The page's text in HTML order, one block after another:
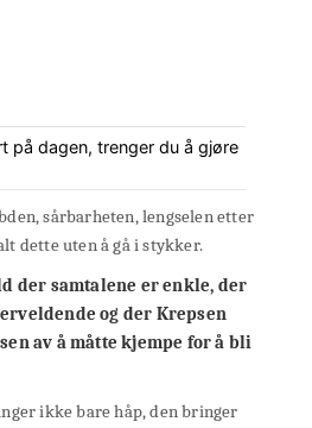
på dagen, trenger du å gjøre
sårbarheten, lengselen etter
dette uten å gå i stykker.
der samtalene er enkle, der
og der Krepsen
av å måtte kjempe for å bli
ikke bare håp, den bringer